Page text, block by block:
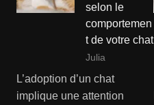
selon le
comportemen
t de votre chat
Julia
L’adoption d’un chat
implique une attention